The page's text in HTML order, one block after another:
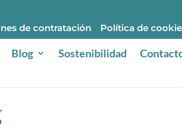
de contratación Política de
Blog Sostenibilidad